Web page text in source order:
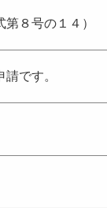
８号の１４）
です。